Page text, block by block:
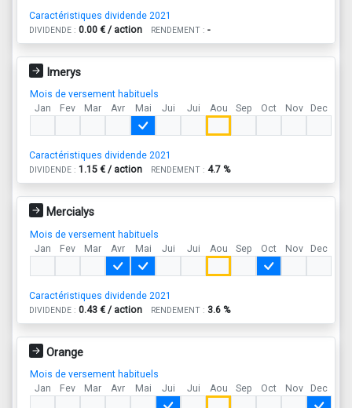
Caractéristiques dividende 2021
DIVIDENDE : 0.00 € / action RENDEMENT : -
Imerys
Mois de versement habituels
Jan
Fev Mar Avr Mai Jui Jui Aou Sep Oct Nov Dec
Caractéristiques dividende 2021
DIVIDENDE : 1.15 € / action RENDEMENT : 4.7 %
Mercialys
Mois de versement habituels
Jan
Fev Mar Avr Mai Jui Jui Aou Sep Oct Nov Dec
Caractéristiques dividende 2021
DIVIDENDE : 0.43 € / action RENDEMENT : 3.6 %
Orange
Mois de versement habituels
Jan
Fev Mar Avr Mai Jui Jui Aou Sep Oct Nov Dec